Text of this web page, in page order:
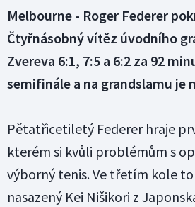
Melbourne - Roger Federer
Čtyřnásobný vítěz úvodního
Zvereva 6:1, 7:5 a 6:2 za 92
semifinále a na grandslamu
Pětatřicetiletý Federer hraje
kterém si kvůli problémům s
výborný tenis. Ve třetím kole
nasazený Kei Nišikori z